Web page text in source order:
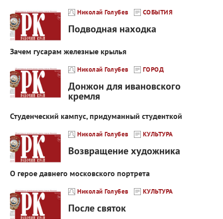
Николай Голубев СОБЫТИЯ
Подводная находка
Зачем гусарам железные крылья
Николай Голубев ГОРОД
Донжон для ивановского
кремля
Студенческий кампус, придуманный студенткой
Николай Голубев КУЛЬТУРА
Возвращение художника
О герое давнего московского портрета
Николай Голубев КУЛЬТУРА
После святок